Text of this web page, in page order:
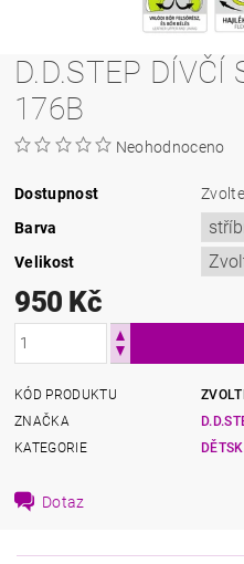
D.D.STEP DÍVČÍ
176B
Neohodnoceno
Dostupnost
Barva
Velikost
950 Kč
KÓD PRODUKTU
ZNAČKA
KATEGORIE
Dotaz